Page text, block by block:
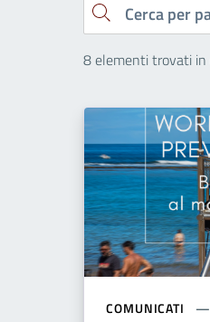
Cerca
8 elementi trovati in
COMUNICATI